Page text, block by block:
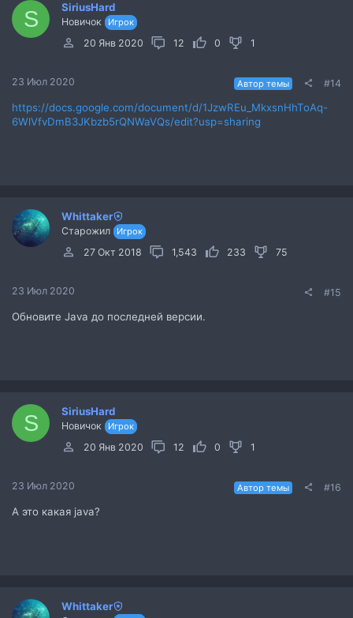
S SiriusHard
Новичок Игрок
20 Янв 2020 12 0 1
23 Июл 2020 Автор темы #14
https://docs.google.com/document/d/1JzwREu_MkxsnHhToAq-
6WlVfvDmB3JKbzb5rQNWaVQs/edit?usp=sharing
Whittaker
Старожил Игрок
27 Окт 2018 1,543 233 75
23 Июл 2020 #15
Обновите Java до последней версии.
S SiriusHard
Новичок Игрок
20 Янв 2020 12 0 1
23 Июл 2020 Автор темы #16
А это какая java?
Whittaker